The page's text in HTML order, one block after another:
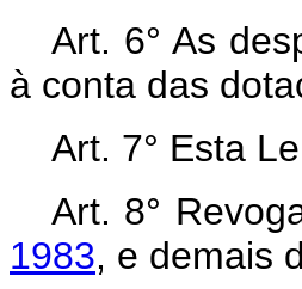
Art. 6° As
à conta das
Art. 7° Esta
Art. 8°
1983, e demais